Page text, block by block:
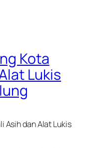
Kota
Lukis
Asih dan Alat Lukis